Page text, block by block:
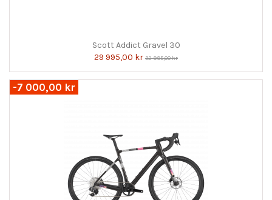
Scott Addict Gravel 30
29 995,00 kr 32 995,00 kr
-7 000,00 kr